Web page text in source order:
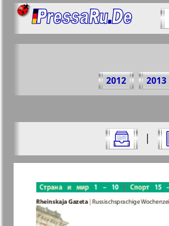
2012 2013
Все номера газеты
|
Страницы
Актуальные газеты и журналы
Апельсин